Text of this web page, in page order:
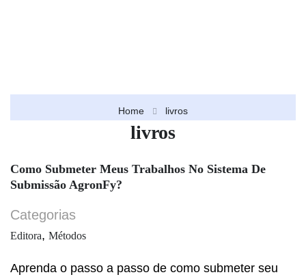
Home livros
livros
Como Submeter Meus Trabalhos No Sistema De
Submissão AgronFy?
Categorias
Editora, Métodos
Aprenda o passo a passo de como submeter seu